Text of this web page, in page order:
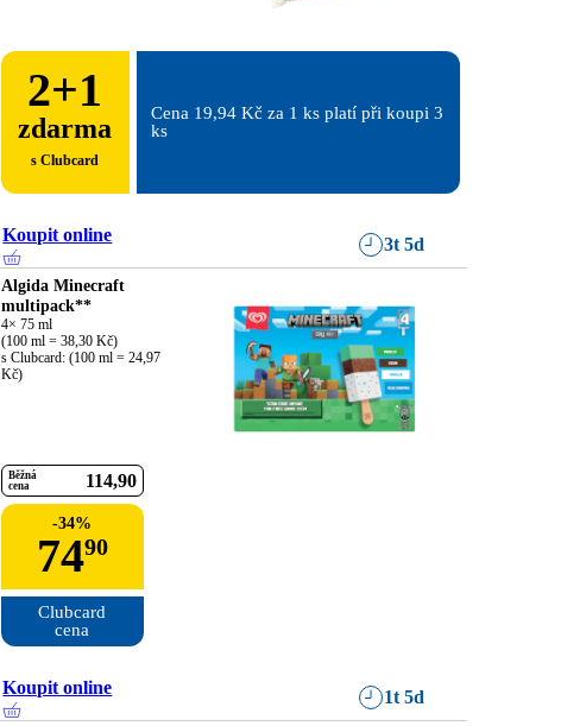
2+1
zdarma
s Clubcard
Cena 19,94 Kč za 1 ks platí při koupi 3
ks
Koupit online 3t 5d
Algida Minecraft
multipack**
4× 75 ml
(100 ml = 38,30 Kč)
s Clubcard: (100 ml = 24,97
Kč)
Běžná
cena
114 90
-34%
7490
Clubcard
cena
Koupit online 1t 5d